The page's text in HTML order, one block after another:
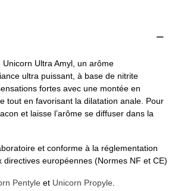
Ultra Amyl, un arôme
ultra puissant, à base de nitrite
fortes avec une montée en
tout en favorisant la dilatation anale. Pour
et laisse l’arôme se diffuser dans la
et conforme à la réglementation
directives européennes (Normes NF et CE)
Pentyle et Unicorn Propyle.